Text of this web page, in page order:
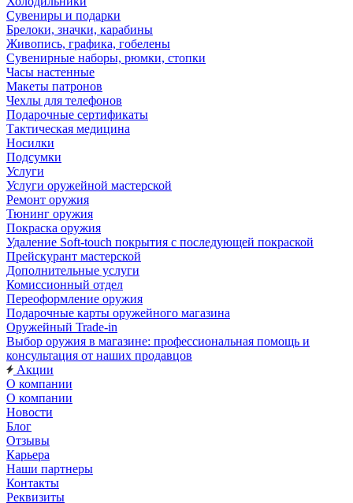
Сувениры и подарки
Брелоки, значки, карабины
Живопись, графика, гобелены
Сувенирные наборы, рюмки, стопки
Часы настенные
Макеты патронов
Чехлы для телефонов
Подарочные сертификаты
Тактическая медицина
Носилки
Подсумки
Услуги
Услуги оружейной мастерской
Ремонт оружия
Тюнинг оружия
Покраска оружия
Удаление Soft-touch покрытия с последующей покраской
Прейскурант мастерской
Дополнительные услуги
Комиссионный отдел
Переоформление оружия
Подарочные карты оружейного магазина
Оружейный Trade-in
Выбор оружия в магазине: профессиональная помощь и
консультация от наших продавцов
Акции
О компании
О компании
Новости
Блог
Отзывы
Карьера
Наши партнеры
Контакты
Реквизиты